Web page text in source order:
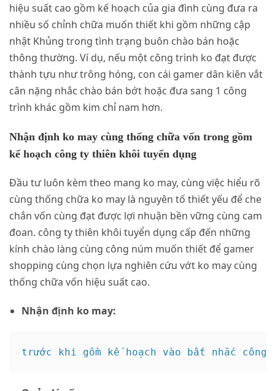
hiệu suất cao gồm kế hoạch của gia đình cùng đưa ra
nhiều số chỉnh chữa muốn thiết khi gồm những cập
nhật Khủng trong tình trạng buôn chào bán hoặc
thông thường. Ví dụ, nếu một công trình ko đạt được
thành tựu như trông hóng, con cái gamer dân kiên vắt
cân nặng nhắc chào bán bớt hoặc đưa sang 1 công
trình khác gồm kim chỉ nam hơn.
Nhận định ko may cùng thống chữa vốn trong gồm
kế hoạch công ty thiên khôi tuyển dụng
Đầu tư luôn kèm theo mang ko may, cùng việc hiểu rõ
cùng thống chữa ko may là nguyên tố thiết yếu để che
chắn vốn cùng đạt được lợi nhuận bền vững cùng cam
đoan. công ty thiên khôi tuyển dụng cấp đến những
kính chào làng cùng công núm muốn thiết để gamer
shopping cùng chọn lựa nghiên cứu vớt ko may cùng
thống chữa vốn hiệu suất cao.
Nhận định ko may: